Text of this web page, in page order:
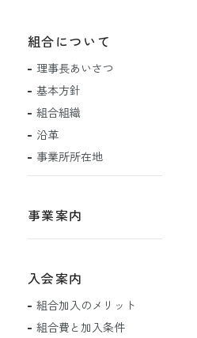
組合について
理事長あいさつ
基本方針
組合組織
沿革
事業所所在地
事業案内
入会案内
組合加入のメリット
組合費と加入条件